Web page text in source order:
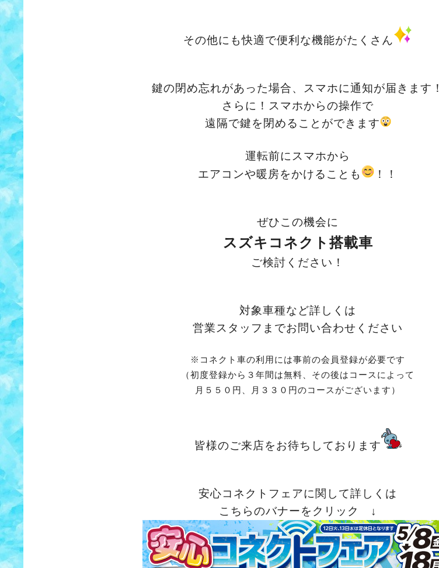
その他にも快適で便利な機能がたくさん
鍵の閉め忘れがあった場合、
スマホに通知が届きます！
さらに！スマホからの操作で
遠隔で鍵を閉めることができます
運転前にスマホから
エアコンや暖房をかけることも
！！
ぜひこの機会に
スズキコネクト搭載車
ご検討ください！
対象車種など詳しくは
営業スタッフまでお問い合わせください
※コネクト車の利用には事前の会員登録が必要です
（初度登録から３年間は無料、 その後はコースによって
月５５０円、月３３０円のコースがございます）
皆様のご来店をお待ちしております
安心コネクトフェアに関して詳しくは
こちらのバナーをクリック ↓